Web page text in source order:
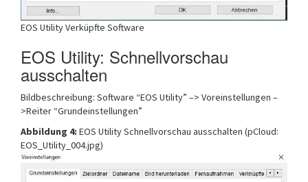
EOS Utility Verküpfte Software
EOS Utility: Schnellvorschau
ausschalten
Bildbeschreibung: Software “EOS Utility” –> Voreinstellungen –
>Reiter “Grundeinstellungen”
Abbildung 4: EOS Utility Schnellvorschau ausschalten (pCloud:
EOS_Utility_004.jpg)